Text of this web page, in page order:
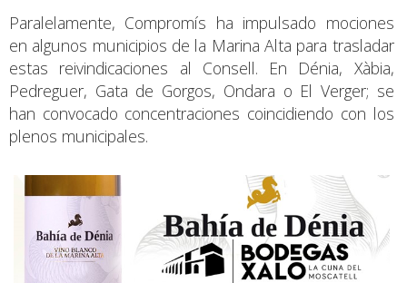
Paralelamente, Compromís ha impulsado mociones
en algunos municipios de la Marina Alta para trasladar
estas reivindicaciones al Consell. En Dénia, Xàbia,
Pedreguer, Gata de Gorgos, Ondara o El Verger; se
han convocado concentraciones coincidiendo con los
plenos municipales.